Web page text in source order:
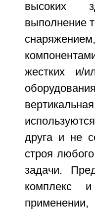
высоких
выполнение
жестких и/
друга и не
строя
задачи.
комплекс